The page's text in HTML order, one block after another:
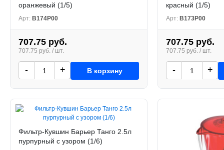
оранжевый (1/5)
Арт: В174Р00
707.75 руб.
707.75 руб. / шт.
- + В корзину
красный (1/5)
Арт: В173Р00
707.75 руб.
707.75 руб. / шт.
- +
Фильтр-Кувшин Барьер Танго 2.5л
пурпурный с узором (1/6)